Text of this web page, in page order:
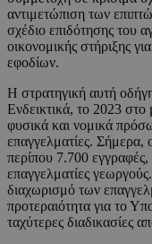
αντιμετώπιση των
σχέδιο επιδότησης του
οικονομικής στήριξης
εφοδίων.
Η στρατηγική αυτή
Ενδεικτικά, το 2023
φυσικά και νομικά
επαγγελματίες. Σήμερα,
περίπου 7.700
επαγγελματίες
διαχωρισμό των
προτεραιότητα για το
ταχύτερες διαδικασίες